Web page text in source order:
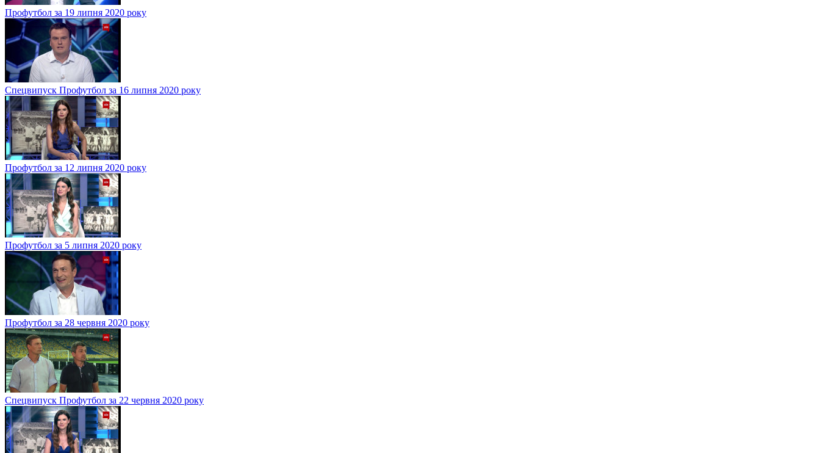
Профутбол за 19 липня 2020 року
Спецвипуск Профутбол за 16 липня 2020 року
Профутбол за 12 липня 2020 року
Профутбол за 5 липня 2020 року
Профутбол за 28 червня 2020 року
Спецвипуск Профутбол за 22 червня 2020 року